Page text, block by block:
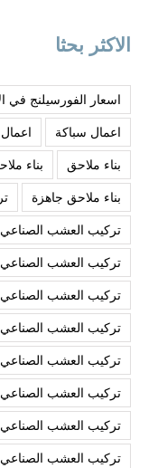
الاكثر بحثا
اسعار الفورسيلنج في
اعمال سباكة
بناء ملاحق
بناء
بناء ملاحق جاهزة
تركيب العشب الصناعي
تركيب العشب
تركيب العشب الصناعي
تركيب العشب الصناعي
تركيب العشب الصناعي
تركيب العشب
تركيب العشب الصناعي
تركيب العشب الصناعي